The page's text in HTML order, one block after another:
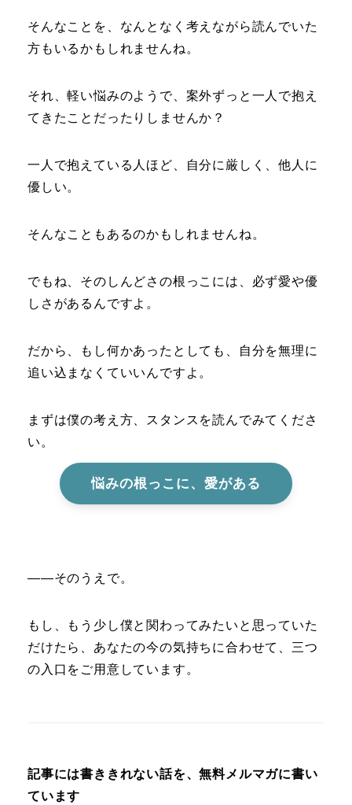
そんなことを、なんとなく考えながら読んでいた
方もいるかもしれませんね。
それ、軽い悩みのようで、案外ずっと一人で抱え
てきたことだったりしませんか？
一人で抱えている人ほど、自分に厳しく、他人に
優しい。
そんなこともあるのかもしれませんね。
でもね、そのしんどさの根っこには、必ず愛や優
しさがあるんですよ。
だから、もし何かあったとしても、自分を無理に
追い込まなくていいんですよ。
まずは僕の考え方、スタンスを読んでみてくださ
い。
悩みの根っこに、愛がある
――そのうえで。
もし、もう少し僕と関わってみたいと思っていた
だけたら、あなたの今の気持ちに合わせて、三つ
の入口をご用意しています。
記事には書ききれない話を、無料メルマガに書い
ています